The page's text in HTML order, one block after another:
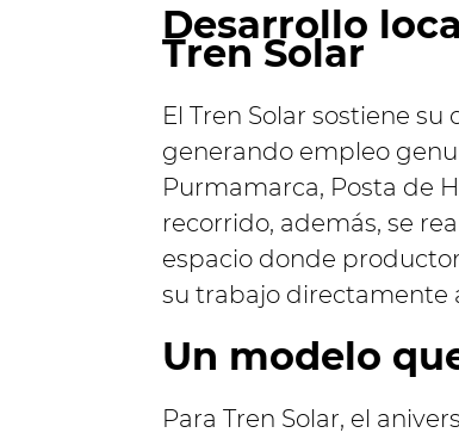
Desarrollo
Tren Solar
El Tren Solar sostiene
generando empleo
Purmamarca, Posta de
recorrido, además, se
espacio donde
su trabajo directamente
Un modelo
Para Tren Solar, el